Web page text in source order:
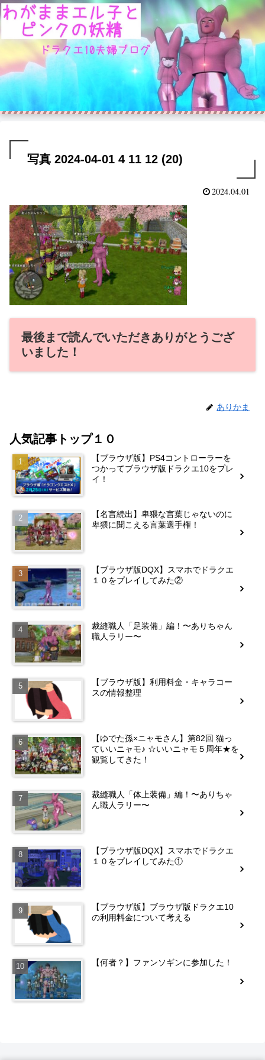
写真 2024-04-01 4 11 12 (20)
2024.04.01
最後まで読んでいただきありがとうござ
いました！
ありかま
人気記事トップ１０
【ブラウザ版】PS4コントローラーを
つかってブラウザ版ドラクエ10をプレ
イ！
【名言続出】卑猥な言葉じゃないのに
卑猥に聞こえる言葉選手権！
【ブラウザ版DQX】スマホでドラクエ
１０をプレイしてみた②
裁縫職人「足装備」編！〜ありちゃん
職人ラリー〜
【ブラウザ版】利用料金・キャラコー
スの情報整理
【ゆでた孫×ニャモさん】第82回 猫っ
ていいニャモ♪ ☆いいニャモ５周年★を
観覧してきた！
裁縫職人「体上装備」編！〜ありちゃ
ん職人ラリー〜
【ブラウザ版DQX】スマホでドラクエ
１０をプレイしてみた①
【ブラウザ版】ブラウザ版ドラクエ10
の利用料金について考える
【何者？】ファンソギンに参加した！